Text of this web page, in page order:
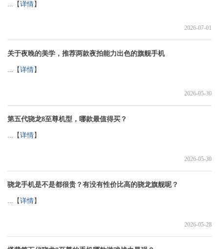
...【详情】
2026-07-01
关于夜晚的美学，推荐两款夜拍能力出色的旗舰手机
...【详情】
2026-05-30
第五代骁龙8至尊机型，哪款最值得买？
...【详情】
2026-05-30
骁龙手机是不是都很贵？有没有性价比高的骁龙旗舰呢？
...【详情】
2026-05-28